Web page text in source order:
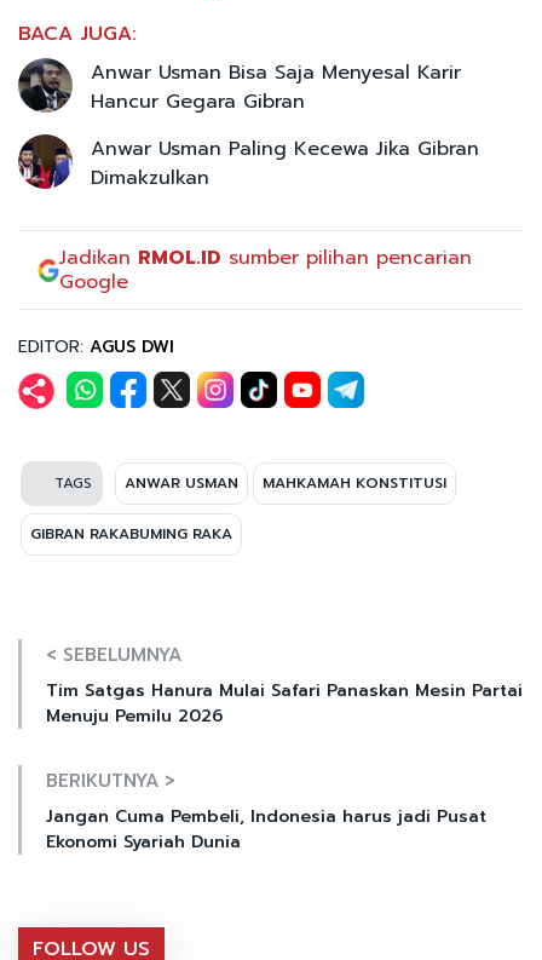
BACA JUGA:
Anwar Usman Bisa Saja Menyesal Karir
Hancur Gegara Gibran
Anwar Usman Paling Kecewa Jika Gibran
Dimakzulkan
Jadikan RMOL.ID sumber pilihan pencarian
Google
EDITOR: AGUS DWI
TAGS ANWAR USMAN MAHKAMAH KONSTITUSI
GIBRAN RAKABUMING RAKA
< SEBELUMNYA
Tim Satgas Hanura Mulai Safari Panaskan Mesin Partai
Menuju Pemilu 2026
BERIKUTNYA >
Jangan Cuma Pembeli, Indonesia harus jadi Pusat
Ekonomi Syariah Dunia
FOLLOW US